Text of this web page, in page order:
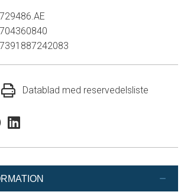
729486.AE
704360840
7391887242083
Datablad med reservedelsliste
Linkedin